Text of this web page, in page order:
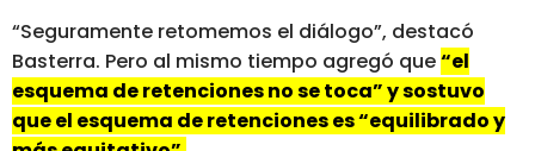
“Seguramente retomemos el diálogo”, destacó
Basterra. Pero al mismo tiempo agregó que“el
esquema de retenciones no se toca” y sostuvo
que el esquema de retenciones es “equilibrado y